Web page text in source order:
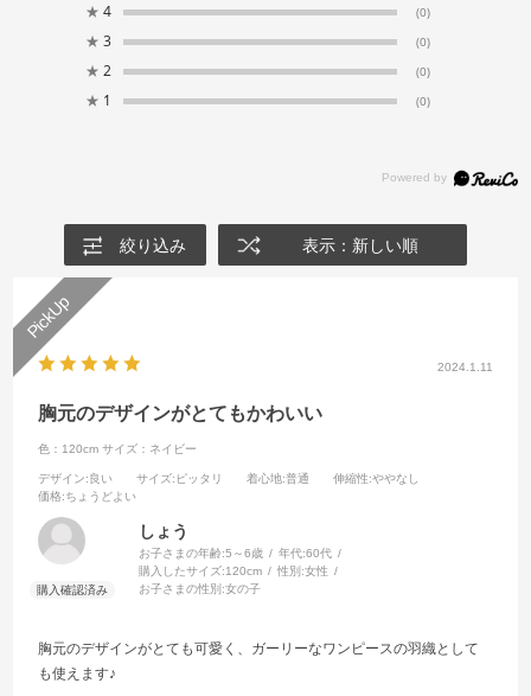
★ 4 (0)
★ 3 (0)
★ 2 (0)
★ 1 (0)
絞り込み 表示：新しい順
2024.1.11
胸元のデザインがとてもかわいい
色：120cm サイズ：ネイビー
デザイン:良い サイズ:ピッタリ 着心地:普通 伸縮性:ややなし
価格:ちょうどよい
しょう
お子さまの年齢:5～6歳 年代:60代
購入したサイズ:120cm 性別:女性
お子さまの性別:女の子
胸元のデザインがとても可愛く、ガーリーなワンピースの羽織として
も使えます♪